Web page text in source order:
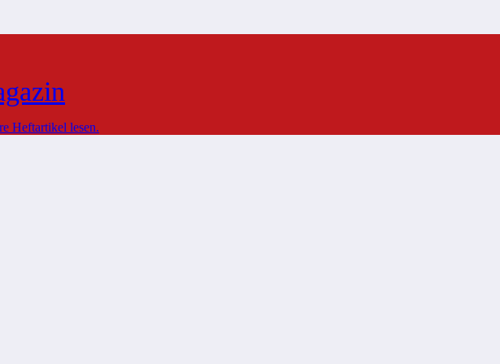
Heftartikel lesen.